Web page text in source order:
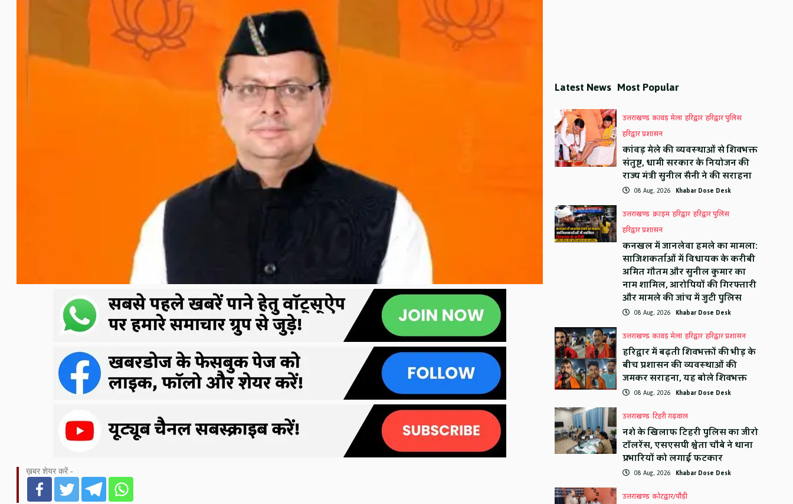
ख़बर शेयर करें -
Latest News Most Popular
उत्तराखण्ड कावड़ मेला हरिद्वार हरिद्वार पुलिस
हरिद्वार प्रशासन
कांवड़ मेले की व्यवस्थाओं से शिवभक्त
संतुष्ट, धामी सरकार के नियोजन की
राज्य मंत्री सुनील सैनी ने की सराहना
08 Aug, 2026 Khabar Dose Desk
उत्तराखण्ड क्राइम हरिद्वार हरिद्वार पुलिस
हरिद्वार प्रशासन
कनखल में जानलेवा हमले का मामला:
साजिशकर्ताओं में विधायक के करीबी
अमित गौतम और सुनील कुमार का
नाम शामिल, आरोपियों की गिरफ्तारी
और मामले की जांच में जुटी पुलिस
08 Aug, 2026 Khabar Dose Desk
उत्तराखण्ड कावड़ मेला हरिद्वार हरिद्वार प्रशासन
हरिद्वार में बढ़ती शिवभक्तों की भीड़ के
बीच प्रशासन की व्यवस्थाओं की
जमकर सराहना, यह बोले शिवभक्त
08 Aug, 2026 Khabar Dose Desk
उत्तराखण्ड टिहरी गढ़वाल
नशे के खिलाफ टिहरी पुलिस का जीरो
टॉलरेंस, एसएसपी श्वेता चौबे ने थाना
प्रभारियों को लगाई फटकार
08 Aug, 2026 Khabar Dose Desk
उत्तराखण्ड कोटद्वार/पौड़ी